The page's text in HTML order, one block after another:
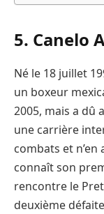
5. Canelo
Né le 18 juillet
un boxeur
2005, mais a dû
une carrière
combats et
connaît son
rencontre le
deuxième